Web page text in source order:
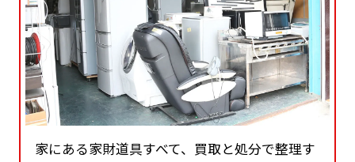
家にある家財道具すべて、買取と処分で整理す